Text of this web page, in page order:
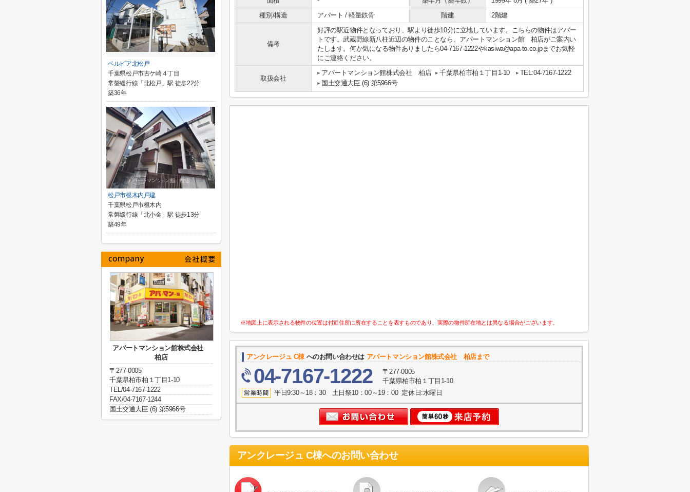
種別/構造
アパート / 軽量鉄骨 階建 2階建
備考
好評の駅近物件となっており、駅より徒歩10分に立地しています。こちらの物件はアパー
トです。武蔵野線新八柱近辺の物件のことなら、アパートマンション館 柏店がご案内い
たします。何か気になる物件ありましたら04-7167-1222やkasiwa@apa-to.co.jpまでお気軽
にご連絡ください。
取扱会社
アパートマンション館株式会社 柏店 千葉県柏市柏１丁目1-10
TEL:04-7167-1222
国土交通大臣 (6) 第5966号
※地図上に表示される物件の位置は付近住所に所在することを表すものであり、実際の物件所在地とは異なる場合がございます。
アンクレージュ C棟 へのお問い合わせは アパートマンション館株式会社 柏店まで
04-7167-1222
〒277-0005
千葉県柏市柏１丁目1-10
平日9:30～18：30 土日祭10：00～19：00 定休日:水曜日
アンクレージュ C棟へのお問い合わせ
ベルピア北松戸
千葉県松戸市古ケ崎４丁目
常磐緩行線「北松戸」駅 徒歩22分
築36年
松戸市根木内戸建
千葉県松戸市根木内
常磐緩行線「北小金」駅 徒歩13分
築49年
アパートマンション館株式会社
柏店
〒277-0005
千葉県柏市柏１丁目1-10
TEL/04-7167-1222
FAX/04-7167-1244
国土交通大臣 (6) 第5966号